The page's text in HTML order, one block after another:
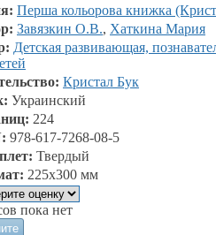
Перша кольорова книжка
Завязкин О.В., Хаткина Мария
Детская развивающая,
Кристал Бук
Украинский
224
978-617-7268-08-5
Твердый
225х300 мм
пока нет